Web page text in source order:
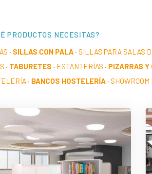
PRODUCTOS NECESITAS?
· SILLAS CON PALA· SILLAS PARA SALAS
· TABURETES · ESTANTERÍAS · PIZARRAS Y
· BANCOS HOSTELERÍA ·